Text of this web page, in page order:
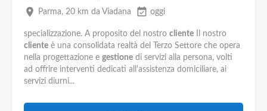
place Parma, 20 km da Viadana event_available oggi
specializzazione. A proposito del nostro cliente Il nostro
cliente è una consolidata realtà del Terzo Settore che opera
nella progettazione e gestione di servizi alla persona, volti
ad offrire interventi dedicati all'assistenza domiciliare, ai
servizi diurni...